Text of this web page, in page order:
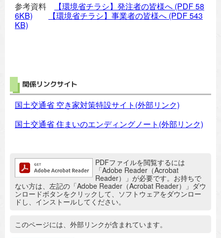
参考資料
【環境省チラシ】発注者の皆様へ (PDF 58
6KB)
【環境省チラシ】事業者の皆様へ (PDF 543
KB)
関係リンクサイト
国土交通省 空き家対策特設サイト(外部リンク)
国土交通省 住まいのエンディングノート(外部リンク)
追加情報：PDFファイルPDFファイルを閲覧するには
「Adobe Reader（Acrobat
Reader）」が必要です。お持ちで
ない方は、左記の「Adobe Reader（Acrobat Reader）」ダウ
ンロードボタンをクリックして、ソフトウェアをダウンロー
ドし、インストールしてください。
追加情報：外部リンク
このページには、外部リンクが含まれています。